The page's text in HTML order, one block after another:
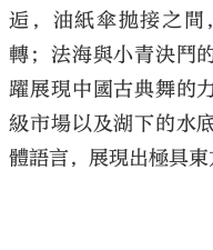
逅，油紙傘拋接之
轉；法海與小青決鬥
躍展現中國古典舞的
級市場以及湖下的水
體語言，展現出極具東